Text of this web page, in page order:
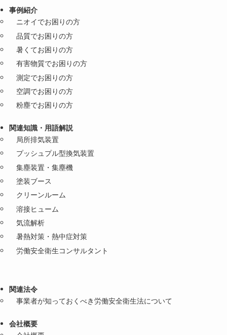
事例紹介
ニオイでお困りの方
品質でお困りの方
暑くてお困りの方
有害物質でお困りの方
測定でお困りの方
空調でお困りの方
粉塵でお困りの方
関連知識・用語解説
局所排気装置
プッシュプル型換気装置
集塵装置・集塵機
塗装ブース
クリーンルーム
溶接ヒューム
気流解析
暑熱対策・熱中症対策
労働安全衛生コンサルタント
関連法令
事業者が知っておくべき労働安全衛生法について
会社概要